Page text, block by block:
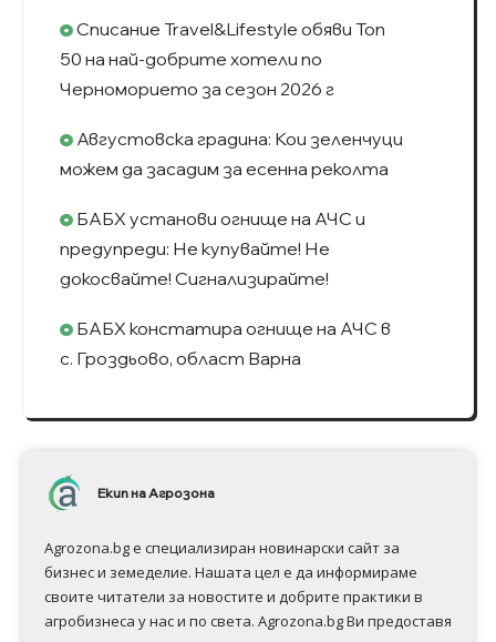
Списание Travel&Lifestyle обяви Топ
50 на най-добрите хотели по
Черноморието за сезон 2026 г
Августовска градина: Кои зеленчуци
можем да засадим за есенна реколта
БАБХ установи огнище на АЧС и
предупреди: Не купувайте! Не
докосвайте! Сигнализирайте!
БАБХ констатира огнище на АЧС в
с. Гроздьово, област Варна
Екип на Агрозона
Agrozona.bg e специализиран новинарски сайт за
бизнес и земеделие. Нашата цел е да информираме
своите читатели за новостите и добрите практики в
агробизнеса у нас и по света. Agrozona.bg Ви предоставя